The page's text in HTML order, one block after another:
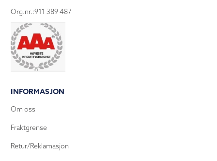
Org.nr.:911 389 487
INFORMASJON
Om oss
Fraktgrense
Retur/Reklamasjon